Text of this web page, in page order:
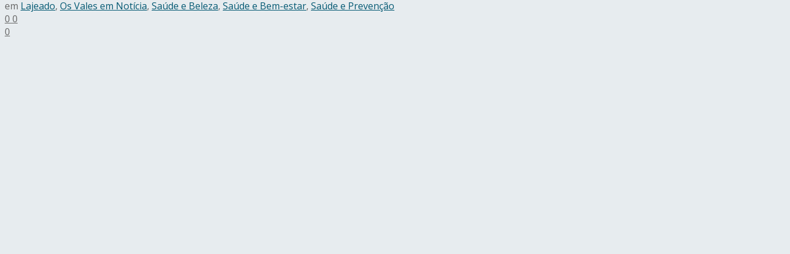
em Lajeado, Os Vales em Notícia, Saúde e Beleza, Saúde e Bem-estar, Saúde e Prevenção
0 0
0